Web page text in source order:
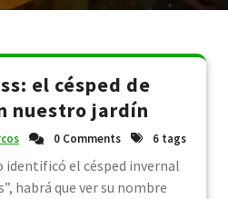
el césped de
nuestro jardín
0 Comments 6 tags
identificó el césped invernal
habrá que ver su nombre